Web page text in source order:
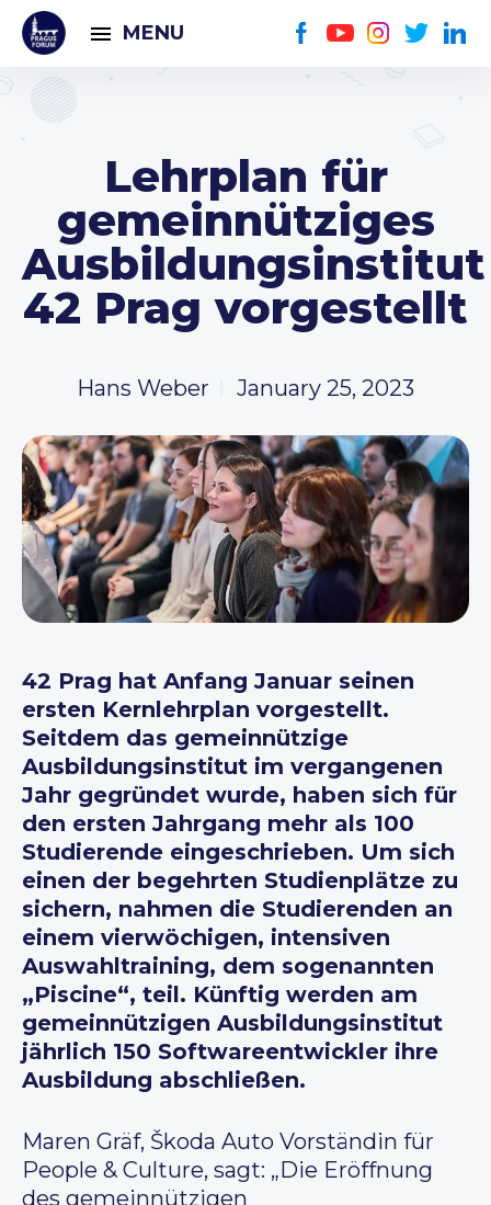
MENU
Lehrplan für
gemeinnütziges
Ausbildungsinstitut
42 Prag vorgestellt
Hans Weber January 25, 2023
42 Prag hat Anfang Januar seinen
ersten Kernlehrplan vorgestellt.
Seitdem das gemeinnützige
Ausbildungsinstitut im vergangenen
Jahr gegründet wurde, haben sich für
den ersten Jahrgang mehr als 100
Studierende eingeschrieben. Um sich
einen der begehrten Studienplätze zu
sichern, nahmen die Studierenden an
einem vierwöchigen, intensiven
Auswahltraining, dem sogenannten
„Piscine“, teil. Künftig werden am
gemeinnützigen Ausbildungsinstitut
jährlich 150 Softwareentwickler ihre
Ausbildung abschließen.
Maren Gräf, Škoda Auto Vorständin für
People & Culture, sagt: „Die Eröffnung
des gemeinnützigen